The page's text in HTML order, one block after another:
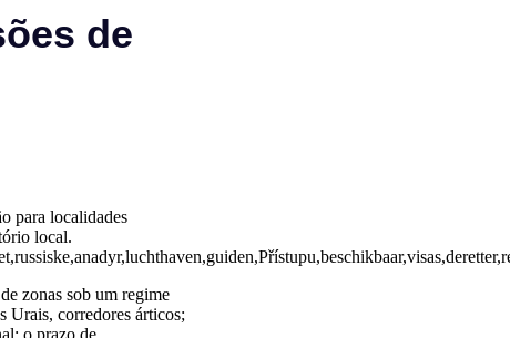
de
para localidades
local.
zonas sob um regime
Urais, corredores árticos;
o prazo de